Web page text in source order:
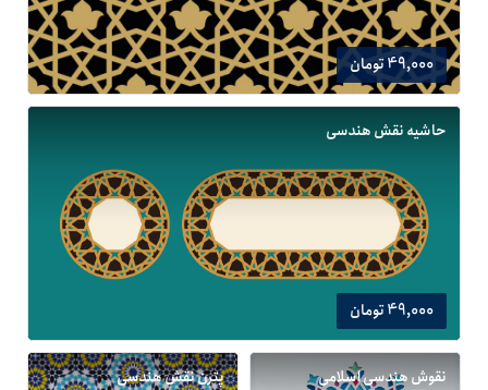
49,000 تومان
حاشیه نقش هندسی
49,000 تومان
نقوش هندسی اسلامی پترن نقش هندسی